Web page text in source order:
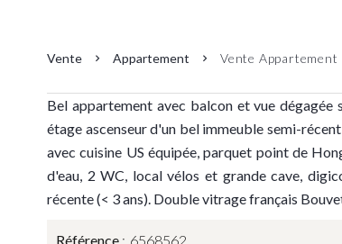
Vente Appartement Vente Appartement
Bel appartement avec balcon et vue
étage ascenseur d'un bel immeuble semi-
avec cuisine US équipée, parquet point de
d'eau, 2 WC, local vélos et grande cave,
récente (< 3 ans). Double vitrage français
Référence 6568562